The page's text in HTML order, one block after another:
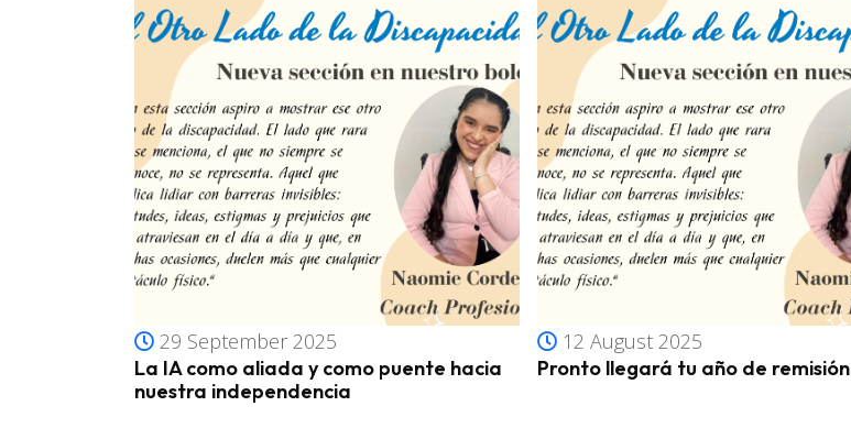
29 September 2025
La IA como aliada y como puente hacia
nuestra independencia
12 August 2025
Pronto llegará tu año de remisión